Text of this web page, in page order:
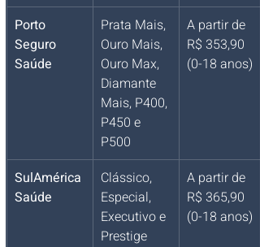
Porto
Seguro
Saúde
Prata Mais,
Ouro Mais,
Ouro Max,
Diamante
Mais, P400,
P450 e
P500
A partir de
R$ 353,90
(0-18 anos)
SulAmérica
Saúde
Clássico,
Especial,
Executivo e
Prestige
A partir de
R$ 365,90
(0-18 anos)